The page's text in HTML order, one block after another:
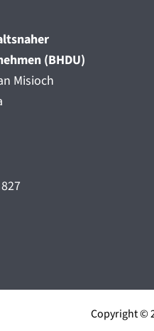
(BHDU)
Misioch
Copyright ©